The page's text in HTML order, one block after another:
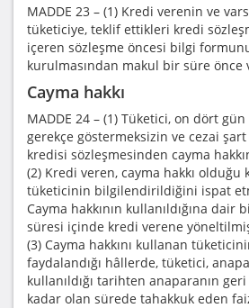
MADDE 23 – (1) Kredi verenin ve
tüketiciye, teklif ettikleri kredi
içeren sözleşme öncesi bilgi
kurulmasından makul bir süre
Cayma hakkı
MADDE 24 – (1) Tüketici, on dört
gerekçe göstermeksizin ve cezai
kredisi sözleşmesinden cayma
(2) Kredi veren, cayma hakkı olduğu
tüketicinin bilgilendirildiğini ispat
Cayma hakkının kullanıldığına dair
süresi içinde kredi verene
(3) Cayma hakkını kullanan
faydalandığı hâllerde, tüketici,
kullanıldığı tarihten anaparanın
kadar olan sürede tahakkuk eden